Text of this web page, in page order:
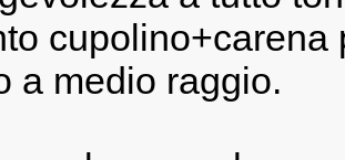
cupolino+carena
a medio raggio.